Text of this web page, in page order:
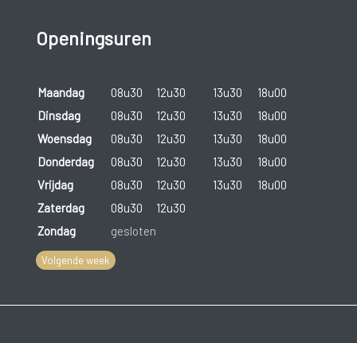
Openingsuren
Maandag 08u30 12u30 13u30
18u00
Dinsdag
08u30 12u30 13u30
18u00
Woensdag
08u30 12u30 13u30
18u00
Donderdag
08u30 12u30 13u30
18u00
Vrijdag
08u30 12u30 13u30
18u00
Zaterdag
08u30
12u30
Zondag
gesloten
Volgende week